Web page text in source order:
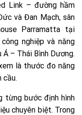
Link – đường hầm
và Đan Mạch, sân
Parramatta tại
nghiệp và năng
– Thái Bình Dương.
là thước đo năng
cầu.
từng bước định hình
chuyên biệt. Trong